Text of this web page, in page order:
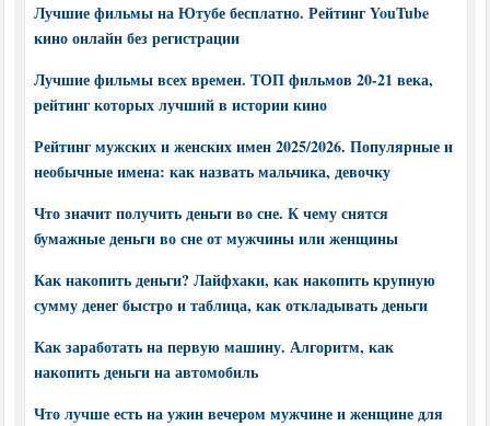
Лучшие фильмы на Ютубе бесплатно. Рейтинг YouTube
кино онлайн без регистрации
Лучшие фильмы всех времен. ТОП фильмов 20-21 века,
рейтинг которых лучший в истории кино
Рейтинг мужских и женских имен 2025/2026. Популярные и
необычные имена: как назвать мальчика, девочку
Что значит получить деньги во сне. К чему снятся
бумажные деньги во сне от мужчины или женщины
Как накопить деньги? Лайфхаки, как накопить крупную
сумму денег быстро и таблица, как откладывать деньги
Как заработать на первую машину. Алгоритм, как
накопить деньги на автомобиль
Что лучше есть на ужин вечером мужчине и женщине для